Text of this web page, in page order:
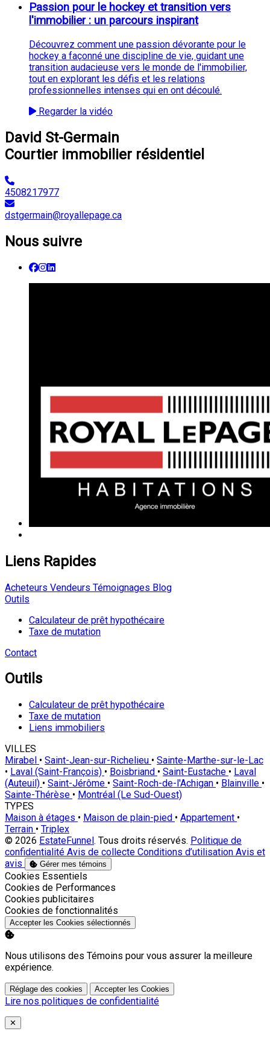
Passion pour le hockey et transition vers
l'immobilier : un parcours inspirant
Découvrez comment une passion dévorante pour le
hockey a façonné une discipline de vie, guidant une
transition audacieuse vers le monde de l'immobilier,
tout en explorant les défis et les relations
professionnelles intenses qui en ont découlé.
Regarder la vidéo
David St-Germain
Courtier immobilier résidentiel
4508217977
dstgermain@royallepage.ca
Nous suivre
Liens Rapides
Acheteurs Vendeurs Témoignages Blog
Outils
Calculateur de prêt hypothécaire
Taxe de mutation
Contact
Outils
Calculateur de prêt hypothécaire
Taxe de mutation
Liens immobiliers
VILLES
Mirabel • Saint-Jean-sur-Richelieu • Sainte-Marthe-sur-le-Lac
• Laval (Saint-François) • Boisbriand • Saint-Eustache • Laval
(Auteuil) • Saint-Jérôme • Saint-Roch-de-l'Achigan • Blainville •
Sainte-Thérèse • Montréal (Le Sud-Ouest)
TYPES
Maison à étages • Maison de plain-pied • Appartement •
Terrain • Triplex
© 2026 EstateFunnel . Tous droits réservés. Politique de
confidentialité Avis de collecte Conditions d’utilisation Avis et
avis
Gérer mes témoins
Activer
Cookies Essentiels
Activer
Cookies de Performances
Activer
Cookies publicitaires
Activer
Cookies de fonctionnalités
Accepter les Cookies sélectionnés
Nous utilisons des Témoins pour vous assurer la meilleure
expérience.
Réglage des cookies Accepter les Cookies
Lire nos politiques de confidentialité
Close
✕